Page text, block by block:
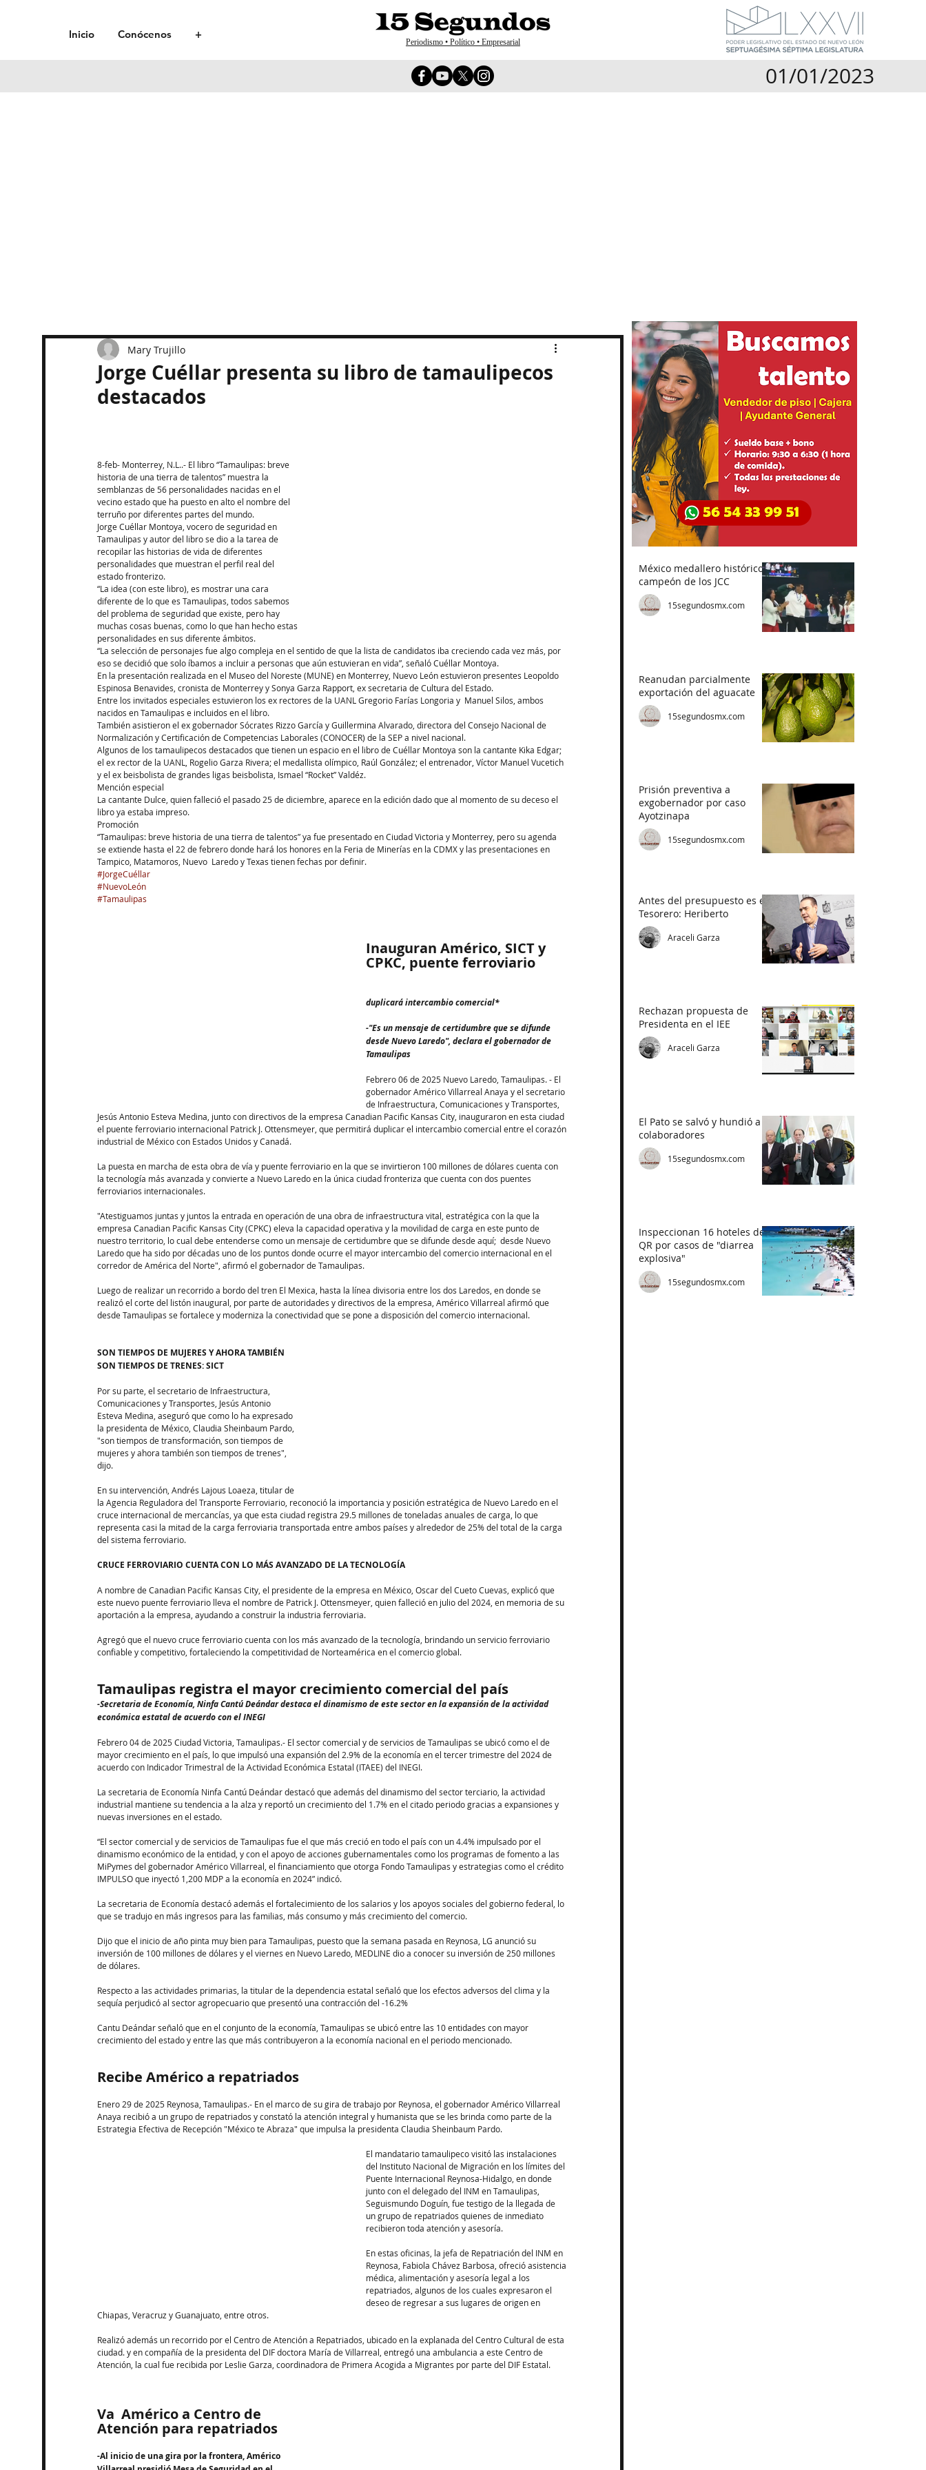
Inicio Conócenos +
Periodismo • Político • Empresarial
01/01/2023
Jorge Cuéllar presenta su libro de tamaulipecos
destacados
Mary Trujillo
8-feb- Monterrey, N.L..- El libro “Tamaulipas: breve
historia de una tierra de talentos” muestra la
semblanzas de 56 personalidades nacidas en el
vecino estado que ha puesto en alto el nombre del
terruño por diferentes partes del mundo.
Jorge Cuéllar Montoya, vocero de seguridad en
Tamaulipas y autor del libro se dio a la tarea de
recopilar las historias de vida de diferentes
personalidades que muestran el perfil real del
estado fronterizo.
“La idea (con este libro), es mostrar una cara
diferente de lo que es Tamaulipas, todos sabemos
del problema de seguridad que existe, pero hay
muchas cosas buenas, como lo que han hecho estas
personalidades en sus diferente ámbitos.
“La selección de personajes fue algo compleja en el sentido de que la lista de candidatos iba creciendo cada vez más, por
eso se decidió que solo íbamos a incluir a personas que aún estuvieran en vida”, señaló Cuéllar Montoya.
En la presentación realizada en el Museo del Noreste (MUNE) en Monterrey, Nuevo León estuvieron presentes Leopoldo
Espinosa Benavides, cronista de Monterrey y Sonya Garza Rapport, ex secretaria de Cultura del Estado.
Entre los invitados especiales estuvieron los ex rectores de la UANL Gregorio Farías Longoria y  Manuel Silos, ambos
nacidos en Tamaulipas e incluidos en el libro.
También asistieron el ex gobernador Sócrates Rizzo García y Guillermina Alvarado, directora del Consejo Nacional de
Normalización y Certificación de Competencias Laborales (CONOCER) de la SEP a nivel nacional.
Algunos de los tamaulipecos destacados que tienen un espacio en el libro de Cuéllar Montoya son la cantante Kika Edgar;
el ex rector de la UANL, Rogelio Garza Rivera; el medallista olímpico, Raúl González; el entrenador, Víctor Manuel Vucetich
y el ex beisbolista de grandes ligas beisbolista, Ismael “Rocket” Valdéz.
Mención especial
La cantante Dulce, quien falleció el pasado 25 de diciembre, aparece en la edición dado que al momento de su deceso el
libro ya estaba impreso.
Promoción
“Tamaulipas: breve historia de una tierra de talentos” ya fue presentado en Ciudad Victoria y Monterrey, pero su agenda
se extiende hasta el 22 de febrero donde hará los honores en la Feria de Minerías en la CDMX y las presentaciones en
Tampico, Matamoros, Nuevo  Laredo y Texas tienen fechas por definir.
#JorgeCuéllar
#NuevoLeón
#Tamaulipas
Inauguran Américo, SICT y
CPKC, puente ferroviario
duplicará intercambio comercial*
-"Es un mensaje de certidumbre que se difunde
desde Nuevo Laredo", declara el gobernador de
Tamaulipas
Febrero 06 de 2025 Nuevo Laredo, Tamaulipas. - El
gobernador Américo Villarreal Anaya y el secretario
de Infraestructura, Comunicaciones y Transportes,
Jesús Antonio Esteva Medina, junto con directivos de la empresa Canadian Pacific Kansas City, inauguraron en esta ciudad
el puente ferroviario internacional Patrick J. Ottensmeyer, que permitirá duplicar el intercambio comercial entre el corazón
industrial de México con Estados Unidos y Canadá.
La puesta en marcha de esta obra de vía y puente ferroviario en la que se invirtieron 100 millones de dólares cuenta con
la tecnología más avanzada y convierte a Nuevo Laredo en la única ciudad fronteriza que cuenta con dos puentes
ferroviarios internacionales.
"Atestiguamos juntas y juntos la entrada en operación de una obra de infraestructura vital, estratégica con la que la
empresa Canadian Pacific Kansas City (CPKC) eleva la capacidad operativa y la movilidad de carga en este punto de
nuestro territorio, lo cual debe entenderse como un mensaje de certidumbre que se difunde desde aquí;  desde Nuevo
Laredo que ha sido por décadas uno de los puntos donde ocurre el mayor intercambio del comercio internacional en el
corredor de América del Norte", afirmó el gobernador de Tamaulipas.
Luego de realizar un recorrido a bordo del tren El Mexica, hasta la línea divisoria entre los dos Laredos, en donde se
realizó el corte del listón inaugural, por parte de autoridades y directivos de la empresa, Américo Villarreal afirmó que
desde Tamaulipas se fortalece y moderniza la conectividad que se pone a disposición del comercio internacional.
SON TIEMPOS DE MUJERES Y AHORA TAMBIÉN
SON TIEMPOS DE TRENES: SICT
Por su parte, el secretario de Infraestructura,
Comunicaciones y Transportes, Jesús Antonio
Esteva Medina, aseguró que como lo ha expresado
la presidenta de México, Claudia Sheinbaum Pardo,
"son tiempos de transformación, son tiempos de
mujeres y ahora también son tiempos de trenes",
dijo.
En su intervención, Andrés Lajous Loaeza, titular de
la Agencia Reguladora del Transporte Ferroviario, reconoció la importancia y posición estratégica de Nuevo Laredo en el
cruce internacional de mercancías, ya que esta ciudad registra 29.5 millones de toneladas anuales de carga, lo que
representa casi la mitad de la carga ferroviaria transportada entre ambos países y alrededor de 25% del total de la carga
del sistema ferroviario.
CRUCE FERROVIARIO CUENTA CON LO MÁS AVANZADO DE LA TECNOLOGÍA
A nombre de Canadian Pacific Kansas City, el presidente de la empresa en México, Oscar del Cueto Cuevas, explicó que
este nuevo puente ferroviario lleva el nombre de Patrick J. Ottensmeyer, quien falleció en julio del 2024, en memoria de su
aportación a la empresa, ayudando a construir la industria ferroviaria.
Agregó que el nuevo cruce ferroviario cuenta con los más avanzado de la tecnología, brindando un servicio ferroviario
confiable y competitivo, fortaleciendo la competitividad de Norteamérica en el comercio global.
Tamaulipas registra el mayor crecimiento comercial del país
-Secretaria de Economía, Ninfa Cantú Deándar destaca el dinamismo de este sector en la expansión de la actividad
económica estatal de acuerdo con el INEGI
Febrero 04 de 2025 Ciudad Victoria, Tamaulipas.- El sector comercial y de servicios de Tamaulipas se ubicó como el de
mayor crecimiento en el país, lo que impulsó una expansión del 2.9% de la economía en el tercer trimestre del 2024 de
acuerdo con Indicador Trimestral de la Actividad Económica Estatal (ITAEE) del INEGI.
La secretaria de Economía Ninfa Cantú Deándar destacó que además del dinamismo del sector terciario, la actividad
industrial mantiene su tendencia a la alza y reportó un crecimiento del 1.7% en el citado periodo gracias a expansiones y
nuevas inversiones en el estado.
“El sector comercial y de servicios de Tamaulipas fue el que más creció en todo el país con un 4.4% impulsado por el
dinamismo económico de la entidad, y con el apoyo de acciones gubernamentales como los programas de fomento a las
MiPymes del gobernador Américo Villarreal, el financiamiento que otorga Fondo Tamaulipas y estrategias como el crédito
IMPULSO que inyectó 1,200 MDP a la economía en 2024” indicó.
La secretaria de Economía destacó además el fortalecimiento de los salarios y los apoyos sociales del gobierno federal, lo
que se tradujo en más ingresos para las familias, más consumo y más crecimiento del comercio.
Dijo que el inicio de año pinta muy bien para Tamaulipas, puesto que la semana pasada en Reynosa, LG anunció su
inversión de 100 millones de dólares y el viernes en Nuevo Laredo, MEDLINE dio a conocer su inversión de 250 millones
de dólares.
Respecto a las actividades primarias, la titular de la dependencia estatal señaló que los efectos adversos del clima y la
sequía perjudicó al sector agropecuario que presentó una contracción del -16.2%
Cantu Deándar señaló que en el conjunto de la economía, Tamaulipas se ubicó entre las 10 entidades con mayor
crecimiento del estado y entre las que más contribuyeron a la economía nacional en el periodo mencionado.
Recibe Américo a repatriados
Enero 29 de 2025 Reynosa, Tamaulipas.- En el marco de su gira de trabajo por Reynosa, el gobernador Américo Villarreal
Anaya recibió a un grupo de repatriados y constató la atención integral y humanista que se les brinda como parte de la
Estrategia Efectiva de Recepción "México te Abraza" que impulsa la presidenta Claudia Sheinbaum Pardo.
El mandatario tamaulipeco visitó las instalaciones
del Instituto Nacional de Migración en los límites del
Puente Internacional Reynosa-Hidalgo, en donde
junto con el delegado del INM en Tamaulipas,
Seguismundo Doguín, fue testigo de la llegada de
un grupo de repatriados quienes de inmediato
recibieron toda atención y asesoría.
En estas oficinas, la jefa de Repatriación del INM en
Reynosa, Fabiola Chávez Barbosa, ofreció asistencia
médica, alimentación y asesoría legal a los
repatriados, algunos de los cuales expresaron el
deseo de regresar a sus lugares de origen en
Chiapas, Veracruz y Guanajuato, entre otros.
Realizó además un recorrido por el Centro de Atención a Repatriados, ubicado en la explanada del Centro Cultural de esta
ciudad. y en compañía de la presidenta del DIF doctora María de Villarreal, entregó una ambulancia a este Centro de
Atención, la cual fue recibida por Leslie Garza, coordinadora de Primera Acogida a Migrantes por parte del DIF Estatal.
Va  Américo a Centro de
Atención para repatriados
-Al inicio de una gira por la frontera, Américo
México medallero histórico,
campeón de los JCC
15segundosmx.com
Reanudan parcialmente
exportación del aguacate
15segundosmx.com
Prisión preventiva a
exgobernador por caso
Ayotzinapa
15segundosmx.com
Antes del presupuesto es el
Tesorero: Heriberto
Araceli Garza
Rechazan propuesta de
Presidenta en el IEE
Araceli Garza
El Pato se salvó y hundió a
colaboradores
15segundosmx.com
Inspeccionan 16 hoteles de
QR por casos de "diarrea
explosiva"
15segundosmx.com